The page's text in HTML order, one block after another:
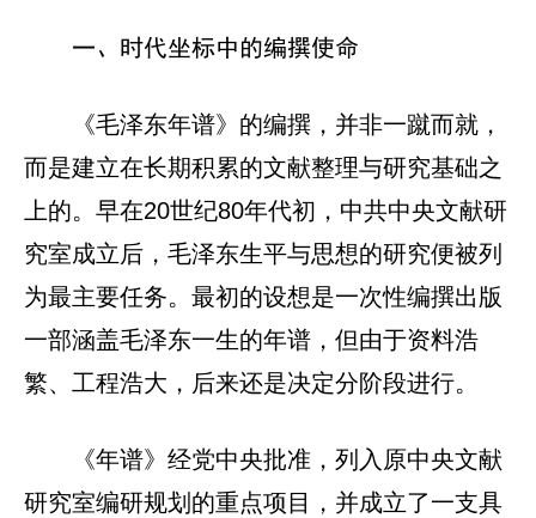
一、时代坐标中的编撰使命
《毛泽东年谱》的编撰，并非一蹴而就，
而是建立在长期积累的文献整理与研究基础之
上的。早在20世纪80年代初，中共中央文献研
究室成立后，毛泽东生平与思想的研究便被列
为最主要任务。最初的设想是一次性编撰出版
一部涵盖毛泽东一生的年谱，但由于资料浩
繁、工程浩大，后来还是决定分阶段进行。
《年谱》经党中央批准，列入原中央文献
研究室编研规划的重点项目，并成立了一支具